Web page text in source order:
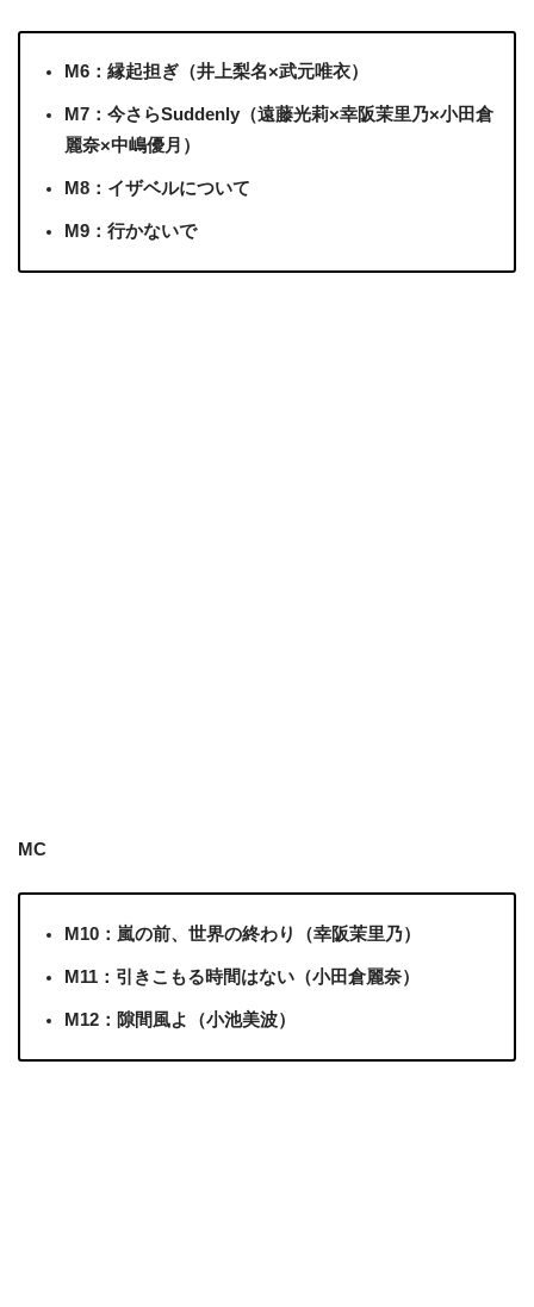
M6：縁起担ぎ（井上梨名×武元唯衣）
M7：今さらSuddenly（遠藤光莉×幸阪茉里乃×小田倉
麗奈×中嶋優月）
M8：イザベルについて
M9：行かないで
MC
M10：嵐の前、世界の終わり（幸阪茉里乃）
M11：引きこもる時間はない（小田倉麗奈）
M12：隙間風よ（小池美波）